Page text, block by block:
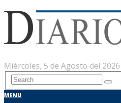
Miércoles, 5 de Agosto del 2026
MENU